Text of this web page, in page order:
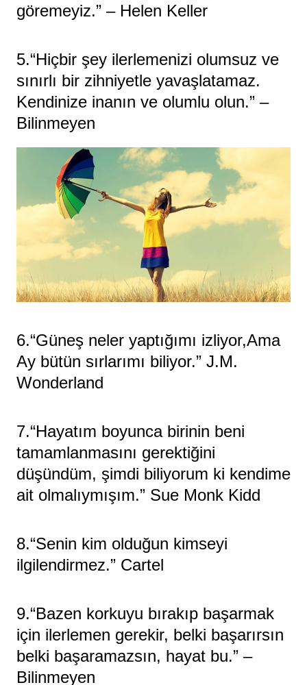
göremeyiz.” – Helen Keller
5.“Hiçbir şey ilerlemenizi olumsuz ve
sınırlı bir zihniyetle yavaşlatamaz.
Kendinize inanın ve olumlu olun.” –
Bilinmeyen
6.“Güneş neler yaptığımı izliyor,Ama
Ay bütün sırlarımı biliyor.” J.M.
Wonderland
7.“Hayatım boyunca birinin beni
tamamlanmasını gerektiğini
düşündüm, şimdi biliyorum ki kendime
ait olmalıymışım.” Sue Monk Kidd
8.“Senin kim olduğun kimseyi
ilgilendirmez.” Cartel
9.“Bazen korkuyu bırakıp başarmak
için ilerlemen gerekir, belki başarırsın
belki başaramazsın, hayat bu.” –
Bilinmeyen